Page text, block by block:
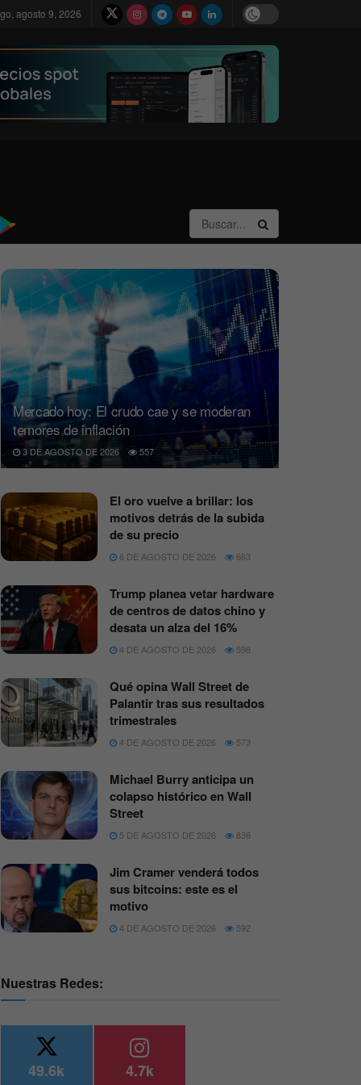
agosto 9, 2026
Mercado hoy: El crudo cae y se moderan
temores de inflación
3 DE AGOSTO DE 2026 557
El oro vuelve a brillar: los
motivos detrás de la subida
de su precio
6 DE AGOSTO DE 2026 663
Trump planea vetar hardware
de centros de datos chino y
desata un alza del 16%
4 DE AGOSTO DE 2026 598
Qué opina Wall Street de
Palantir tras sus resultados
trimestrales
4 DE AGOSTO DE 2026 573
Michael Burry anticipa un
colapso histórico en Wall
Street
5 DE AGOSTO DE 2026 836
Jim Cramer venderá todos
sus bitcoins: este es el
motivo
4 DE AGOSTO DE 2026 592
Nuestras Redes:
49.6k 4.7k